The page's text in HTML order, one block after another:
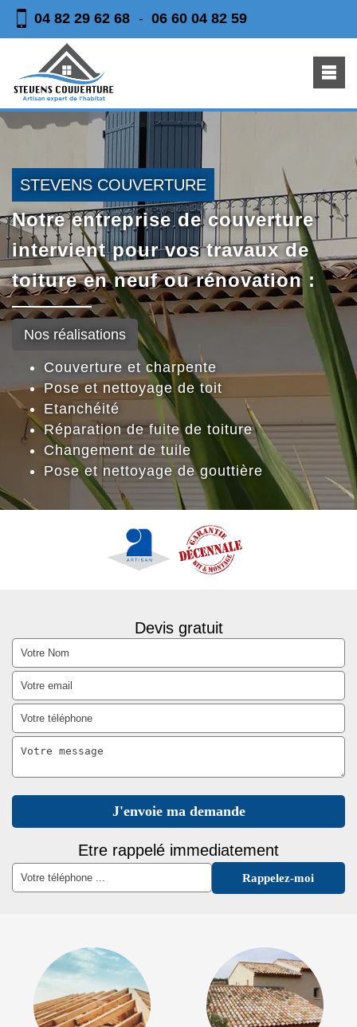
04 82 29 62 68 - 06 60 04 82 59
STEVENS COUVERTURE
Notre entreprise de couverture
intervient pour vos travaux de
toiture en neuf ou rénovation :
Nos réalisations
Couverture et charpente
Pose et nettoyage de toit
Etanchéité
Réparation de fuite de toiture
Changement de tuile
Pose et nettoyage de gouttière
Devis gratuit
Etre rappelé immediatement